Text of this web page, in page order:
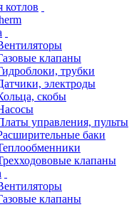
котлов
клапаны
трубки
электроды
скобы
управления, пульты
баки
клапаны
клапаны